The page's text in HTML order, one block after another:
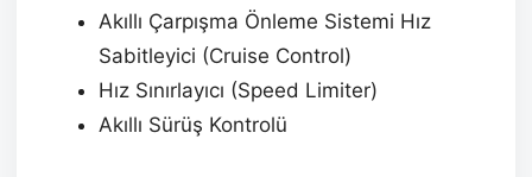
Akıllı Çarpışma Önleme Sistemi Hız
Sabitleyici (Cruise Control)
Hız Sınırlayıcı (Speed Limiter)
Akıllı Sürüş Kontrolü